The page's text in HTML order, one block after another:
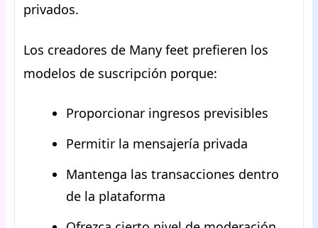
privados.
Los creadores de Many feet prefieren los
modelos de suscripción porque:
Proporcionar ingresos previsibles
Permitir la mensajería privada
Mantenga las transacciones dentro
de la plataforma